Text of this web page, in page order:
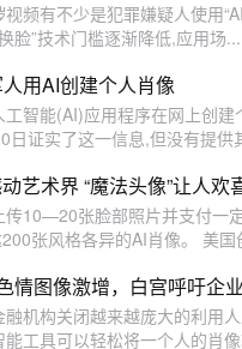
频有不少是犯罪嫌疑人使用
脸”技术门槛逐渐降低,应用场...
用AI创建个人肖像
工智能(AI)应用程序在网上创
日证实了这一信息,但没有提供
艺术界 “魔法头像”让人欢
传10—20张脸部照片并支付一
张风格各异的AI肖像。 美国
情图像激增，白宫呼吁企
机构关闭越来越庞大的利用
能工具可以轻松将一个人的肖